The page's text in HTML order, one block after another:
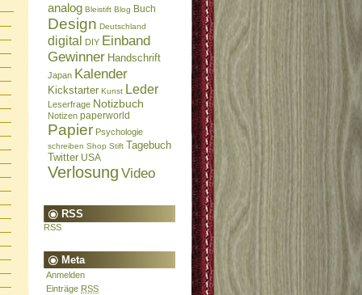
analog Bleistift Blog Buch
Design Deutschland
digital DIY Einband
Gewinner Handschrift
Japan Kalender
Kickstarter Kunst Leder
Leserfrage Notizbuch
Notizen paperworld
Papier Psychologie
schreiben Shop Stift Tagebuch
Twitter USA
Verlosung Video
RSS
RSS
Meta
Anmelden
Einträge RSS